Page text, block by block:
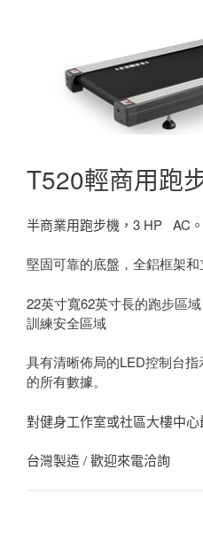
T520輕商用跑
半商業用跑步機，3 HP AC。
堅固可靠的底盤，全鋁框架和
22英寸寬62英寸長的跑步區
訓練安全區域
具有清晰佈局的LED控制台
的所有數據。
對健身工作室或社區大樓中心
台灣製造 / 歡迎來電洽詢